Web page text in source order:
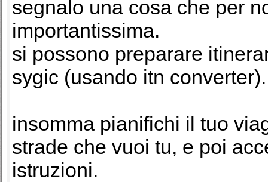
segnalo una cosa che per
importantissima.
si possono preparare
sygic (usando itn converter).
insomma pianifichi il tuo
strade che vuoi tu, e poi
istruzioni.